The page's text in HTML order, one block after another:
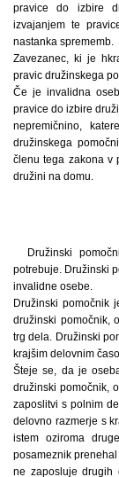
pravice do izbire
izvajanjem te
nastanka sprememb.
Zavezanec, ki je
pravic družinskega
Če je invalidna
pravice do izbire
nepremičnino,
družinskega
členu tega zakona v
družini na domu.
Družinski
potrebuje. Družinski
invalidne osebe.
Družinski pomočnik
družinski pomočnik,
trg dela. Družinski
krajšim delovnim
Šteje se, da je
družinski pomočnik,
zaposlitvi s polnim
delovno razmerje s
istem oziroma
posameznik
ne zaposluje drugih